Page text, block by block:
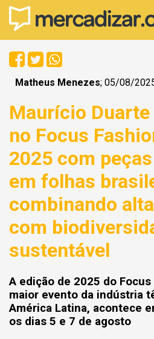
Matheus Menezes; 05/08/
Maurício
no Focus
2025 com
em folhas
combinando
com
sustentável
A edição de 2025 do
maior evento da indústria
América Latina, acontece
os dias 5 e 7 de agosto